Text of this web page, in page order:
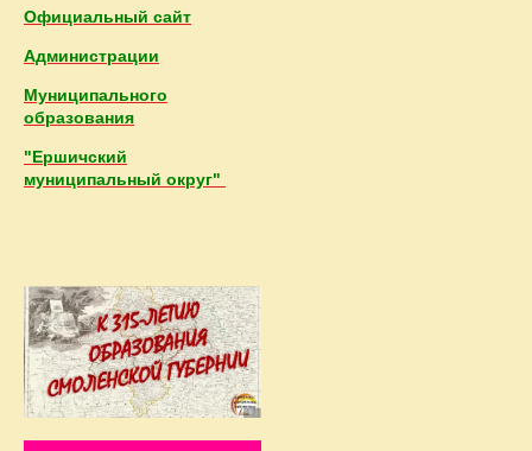
Официальный сайт
Администрации
Муниципального
образования
"Ершичский
муниципальный округ"